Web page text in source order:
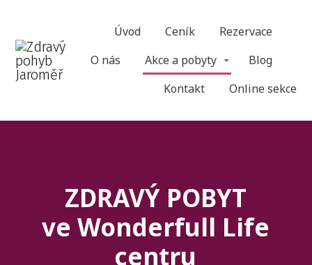
Úvod Ceník
Rezervace
O nás
Akce a pobyty
Blog
Kontakt
Online sekce
ZDRAVÝ POBYT
ve Wonderfull Life
centru